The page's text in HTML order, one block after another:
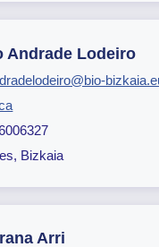
Andrade Lodeiro
Bizkaia
Arri